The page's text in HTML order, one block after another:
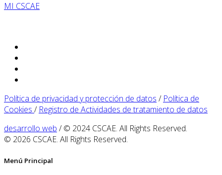
MI CSCAE
Política de privacidad y protección de datos / Política de
Cookies / Registro de Actividades de tratamiento de datos
desarrollo web / © 2024 CSCAE. All Rights Reserved.
© 2026 CSCAE. All Rights Reserved.
Menú Principal